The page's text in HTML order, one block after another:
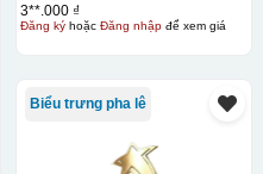
3**.000 ₫
Đăng kýhoặc Đăng nhậpđể xem giá
Biểu trưng pha lê